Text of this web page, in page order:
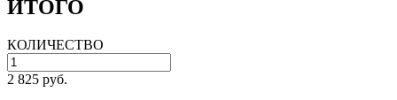
ИТОГО
КОЛИЧЕСТВО
2 825 руб.